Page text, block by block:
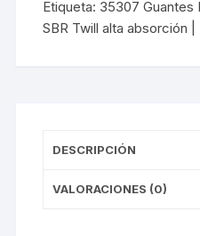
Twill
alta
Etiqueta: 35307 Guantes
SBR Twill alta absorción |
DESCRIPCIÓN
VALORACIONES (0)